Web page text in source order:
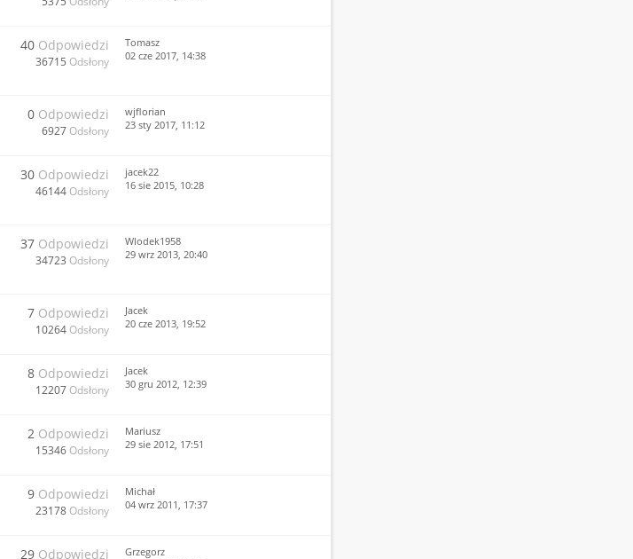
40 Odpowiedzi
36715 Odsłony
Tomasz
02 cze 2017, 14:38
0 Odpowiedzi
6927 Odsłony
wjflorian
23 sty 2017, 11:12
30 Odpowiedzi
46144 Odsłony
jacek22
16 sie 2015, 10:28
37 Odpowiedzi
34723 Odsłony
Wlodek1958
29 wrz 2013, 20:40
7 Odpowiedzi
10264 Odsłony
Jacek
20 cze 2013, 19:52
8 Odpowiedzi
12207 Odsłony
Jacek
30 gru 2012, 12:39
2 Odpowiedzi
15346 Odsłony
Mariusz
29 sie 2012, 17:51
9 Odpowiedzi
23178 Odsłony
Michał
04 wrz 2011, 17:37
29 Odpowiedzi
Grzegorz